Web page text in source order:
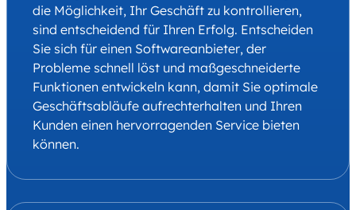
die Möglichkeit, Ihr Geschäft zu kontrollieren,
sind entscheidend für Ihren Erfolg. Entscheiden
Sie sich für einen Softwareanbieter, der
Probleme schnell löst und maßgeschneiderte
Funktionen entwickeln kann, damit Sie optimale
Geschäftsabläufe aufrechterhalten und Ihren
Kunden einen hervorragenden Service bieten
können.